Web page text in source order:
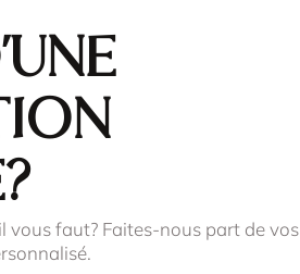
vous faut? Faites-nous part de vos